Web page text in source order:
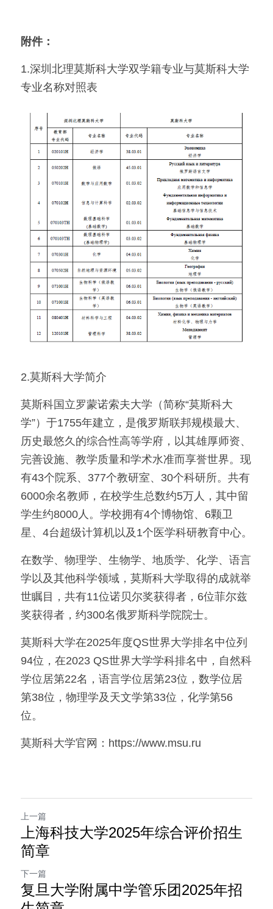
附件：
1.深圳北理莫斯科大学双学籍专业与莫斯科大学
专业名称对照表
2.莫斯科大学简介
莫斯科国立罗蒙诺索夫大学（简称“莫斯科大
学”）于1755年建立，是俄罗斯联邦规模最大、
历史最悠久的综合性高等学府，以其雄厚师资、
完善设施、教学质量和学术水准而享誉世界。现
有43个院系、377个教研室、30个科研所。共有
6000余名教师，在校学生总数约5万人，其中留
学生约8000人。学校拥有4个博物馆、6颗卫
星、4台超级计算机以及1个医学科研教育中心。
在数学、物理学、生物学、地质学、化学、语言
学以及其他科学领域，莫斯科大学取得的成就举
世瞩目，共有11位诺贝尔奖获得者，6位菲尔兹
奖获得者，约300名俄罗斯科学院院士。
莫斯科大学在2025年度QS世界大学排名中位列
94位，在2023 QS世界大学学科排名中，自然科
学位居第22名，语言学位居第23位，数学位居
第38位，物理学及天文学第33位，化学第56
位。
莫斯科大学官网：https://www.msu.ru
上一篇
上海科技大学2025年综合评价招生
简章
下一篇
复旦大学附属中学管乐团2025年招